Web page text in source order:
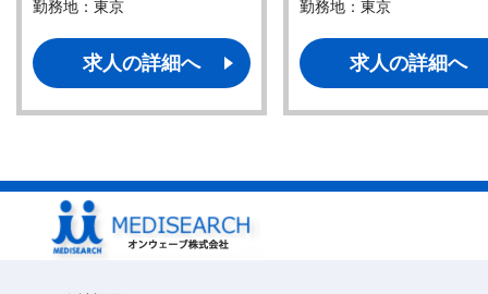
勤務地：東京
求人の詳細へ
勤務地：東京
求人の詳細へ